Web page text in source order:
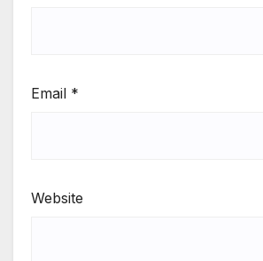
Email *
Website